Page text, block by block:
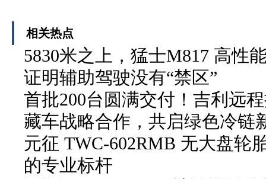
相关热点
5830米之上，猛士M817 高性
证明辅助驾驶没有“禁区”
首批200台圆满交付！吉利远
藏车战略合作，共启绿色冷链
元征 TWC-602RMB 无大盘轮
的专业标杆